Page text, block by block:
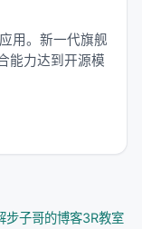
近一半）里，
率。70%都达
医生们彻底分
有三分之一在
一所以出了问
问题。
用。新一代旗舰
能力达到开源模
步子哥的博客3R教室